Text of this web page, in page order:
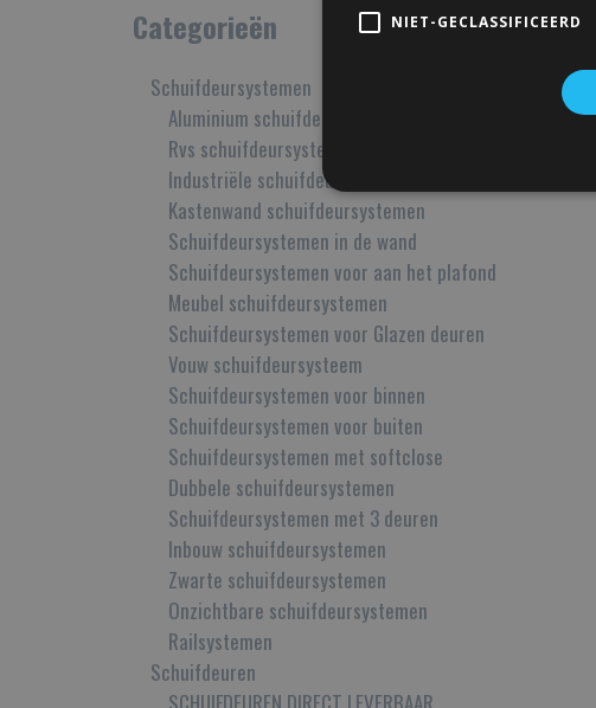
Categorieën
Schuifdeursystemen
Aluminium schuifdeursystemen
Rvs schuifdeursystemen
Industriële schuifdeursystemen
Kastenwand schuifdeursystemen
Schuifdeursystemen in de wand
Schuifdeursystemen voor aan het plafond
Meubel schuifdeursystemen
Schuifdeursystemen voor Glazen deuren
Vouw schuifdeursysteem
Schuifdeursystemen voor binnen
Schuifdeursystemen voor buiten
Schuifdeursystemen met softclose
Dubbele schuifdeursystemen
Schuifdeursystemen met 3 deuren
Inbouw schuifdeursystemen
Zwarte schuifdeursystemen
Onzichtbare schuifdeursystemen
Railsystemen
Schuifdeuren
NIET-GECLASSIFICEERD